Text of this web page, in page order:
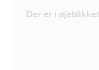
Der er i